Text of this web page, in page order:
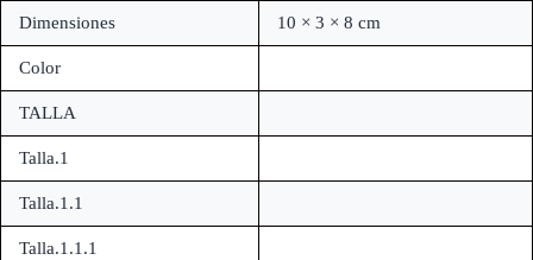
Dimensiones 10 × 3 × 8 cm
Color
TALLA
Talla.1
Talla.1.1
Talla.1.1.1